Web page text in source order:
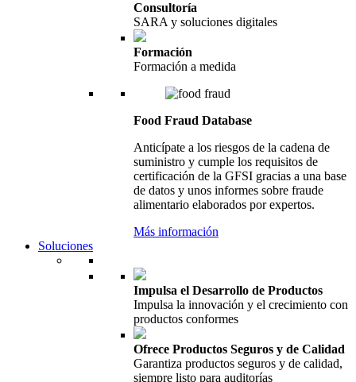
Consultoría
SARA y soluciones digitales
Formación
Formación a medida
Food Fraud Database
Anticípate a los riesgos de la cadena de
suministro y cumple los requisitos de
certificación de la GFSI gracias a una base
de datos y unos informes sobre fraude
alimentario elaborados por expertos.
Más información
Soluciones
Impulsa el Desarrollo de Productos
Impulsa la innovación y el crecimiento con
productos conformes
Ofrece Productos Seguros y de Calidad
Garantiza productos seguros y de calidad,
siempre listo para auditorías